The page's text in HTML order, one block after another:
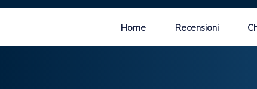
Home Recensioni